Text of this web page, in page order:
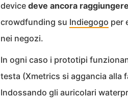
device deve ancora
crowdfunding su Indiegogo per
nei negozi.
In ogni caso i prototipi
testa (Xmetrics si aggancia alla
Indossando gli auricolari